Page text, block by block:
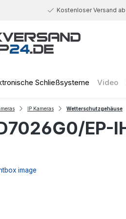
Kostenloser Versand ab
Schließsysteme Video
IP Kameras Wetterschutzgehäuse
EP-